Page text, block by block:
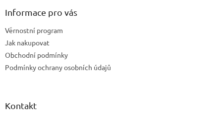
Informace pro vás
Věrnostní program
Jak nakupovat
Obchodní podmínky
Podmínky ochrany osobních údajů
Kontakt